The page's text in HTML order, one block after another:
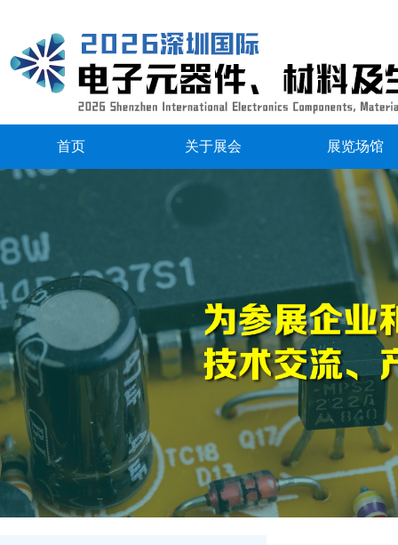
首页 关于展会 展览场馆